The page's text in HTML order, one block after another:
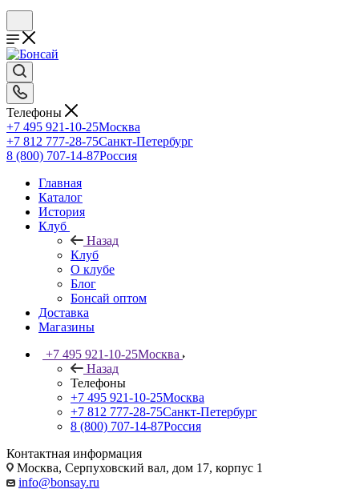
Телефоны
+7 495 921-10-25Москва
+7 812 777-28-75Санкт-Петербург
8 (800) 707-14-87Россия
Главная
Каталог
История
Клуб
Назад
Клуб
О клубе
Блог
Бонсай оптом
Доставка
Магазины
+7 495 921-10-25Москва
Назад
Телефоны
+7 495 921-10-25Москва
+7 812 777-28-75Санкт-Петербург
8 (800) 707-14-87Россия
Контактная информация
Москва, Cерпуховский вал, дом 17, корпус 1
info@bonsay.ru